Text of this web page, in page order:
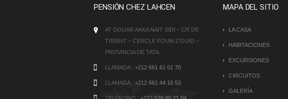
PENSIÓN CHEZ LAHCEN
AT DOUAR AKKA NAIT SIDI – CR DE
TISSINT – CERCLE FOUM Z’GUID –
PROVINCIA DE TATA.
LLAMADA : +212 661 61 01 70
LLAMADA :+212 661 44 16 53
MAPA DEL SITIO
LA CASA
HABITACIONES
EXCURSIONES
CIRCUITOS
GALERÍA